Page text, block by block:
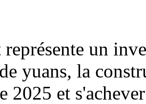
un
yuans, la
2025 et